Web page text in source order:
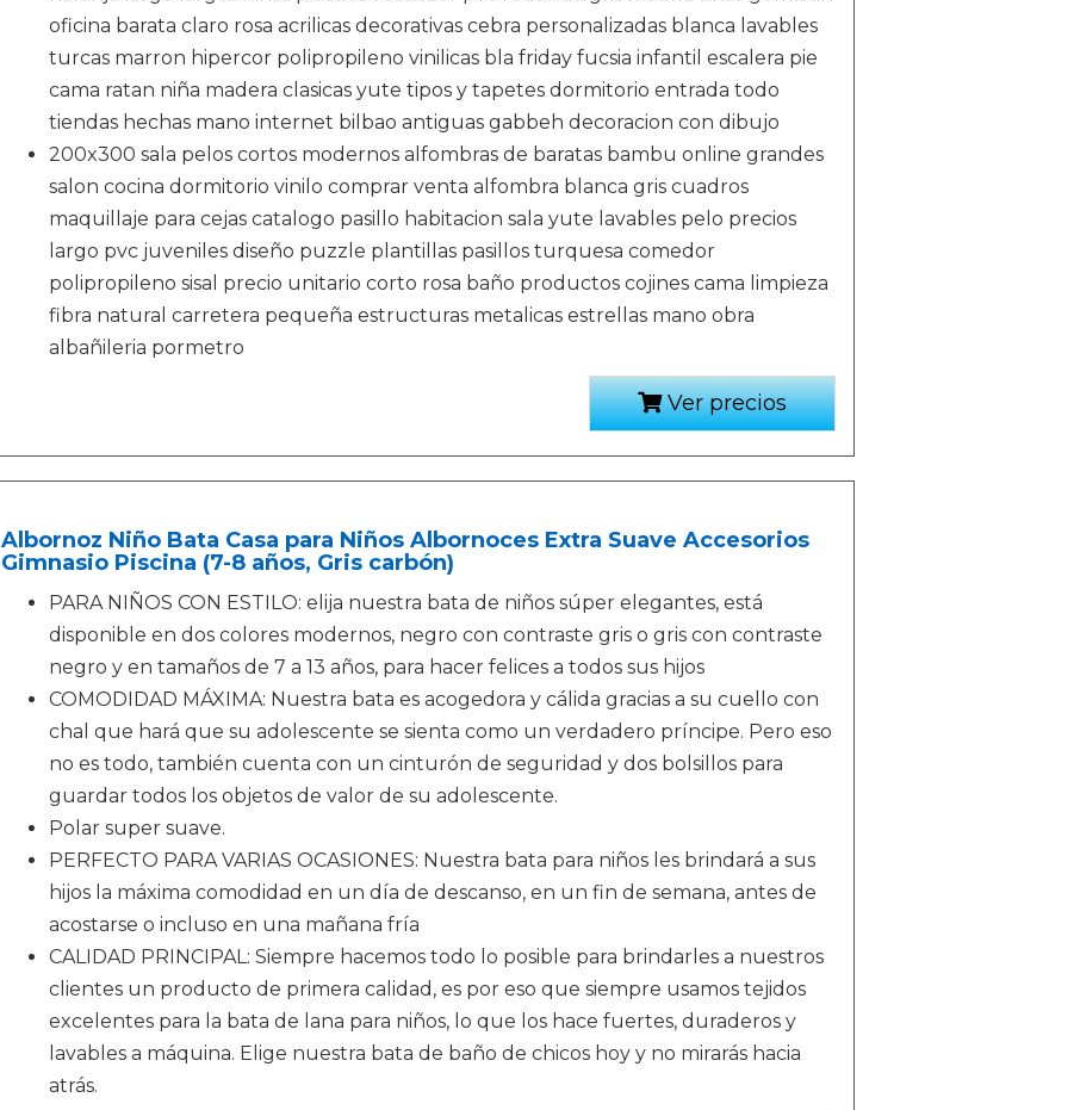
oficina barata claro rosa acrilicas decorativas cebra personalizadas blanca lavables
turcas marron hipercor polipropileno vinilicas bla friday fucsia infantil escalera pie
cama ratan niña madera clasicas yute tipos y tapetes dormitorio entrada todo
tiendas hechas mano internet bilbao antiguas gabbeh decoracion con dibujo
200x300 sala pelos cortos modernos alfombras de baratas bambu online grandes
salon cocina dormitorio vinilo comprar venta alfombra blanca gris cuadros
maquillaje para cejas catalogo pasillo habitacion sala yute lavables pelo precios
largo pvc juveniles diseño puzzle plantillas pasillos turquesa comedor
polipropileno sisal precio unitario corto rosa baño productos cojines cama limpieza
fibra natural carretera pequeña estructuras metalicas estrellas mano obra
albañileria pormetro
Ver precios
Albornoz Niño Bata Casa para Niños Albornoces Extra Suave Accesorios
Gimnasio Piscina (7-8 años, Gris carbón)
PARA NIÑOS CON ESTILO: elija nuestra bata de niños súper elegantes, está
disponible en dos colores modernos, negro con contraste gris o gris con contraste
negro y en tamaños de 7 a 13 años, para hacer felices a todos sus hijos
COMODIDAD MÁXIMA: Nuestra bata es acogedora y cálida gracias a su cuello con
chal que hará que su adolescente se sienta como un verdadero príncipe. Pero eso
no es todo, también cuenta con un cinturón de seguridad y dos bolsillos para
guardar todos los objetos de valor de su adolescente.
Polar super suave.
PERFECTO PARA VARIAS OCASIONES: Nuestra bata para niños les brindará a sus
hijos la máxima comodidad en un día de descanso, en un fin de semana, antes de
acostarse o incluso en una mañana fría
CALIDAD PRINCIPAL: Siempre hacemos todo lo posible para brindarles a nuestros
clientes un producto de primera calidad, es por eso que siempre usamos tejidos
excelentes para la bata de lana para niños, lo que los hace fuertes, duraderos y
lavables a máquina. Elige nuestra bata de baño de chicos hoy y no mirarás hacia
atrás.